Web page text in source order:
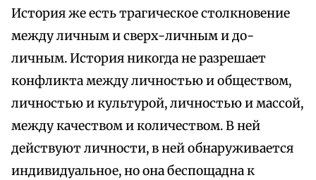
История же есть трагическое столкновение
между личным и сверх-личным и до-
личным. История никогда не разрешает
конфликта между личностью и обществом,
личностью и культурой, личностью и массой,
между качеством и количеством. В ней
действуют личности, в ней обнаруживается
индивидуальное, но она беспощадна к